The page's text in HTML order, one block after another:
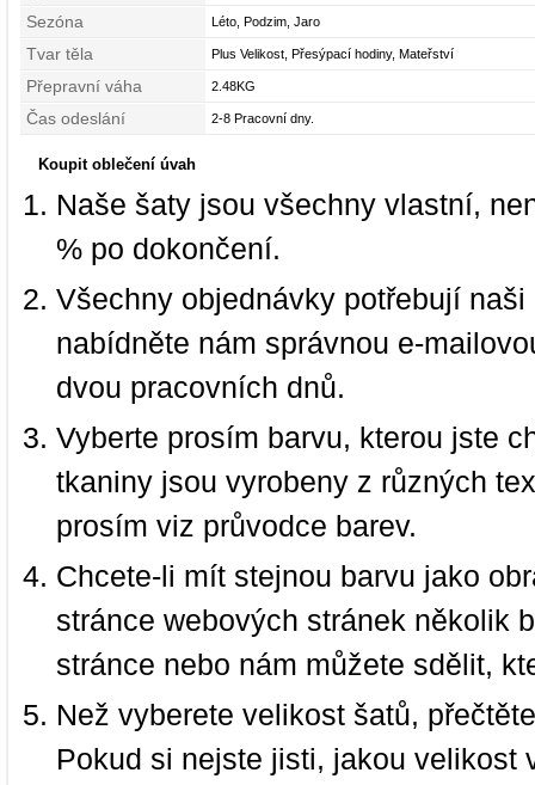
Sezóna Léto, Podzim, Jaro
Tvar těla Plus Velikost, Přesýpací hodiny, Mateřství
Přepravní váha 2.48KG
Čas odeslání 2-8 Pracovní dny.
Koupit oblečení úvah
Naše šaty jsou všechny vlastní,
% po dokončení.
Všechny objednávky potřebují
nabídněte nám správnou e-
dvou pracovních dnů.
Vyberte prosím barvu, kterou jste
tkaniny jsou vyrobeny z různých
prosím viz průvodce barev.
Chcete-li mít stejnou barvu jako
stránce webových stránek několik
stránce nebo nám můžete sdělit,
Než vyberete velikost šatů,
Pokud si nejste jisti, jakou velikost